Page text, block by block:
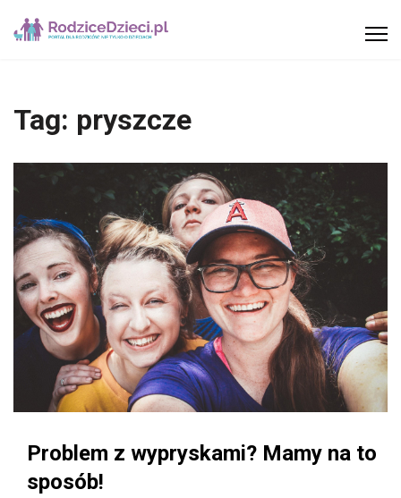
Tag: pryszcze
Problem z wypryskami? Mamy na to
sposób!